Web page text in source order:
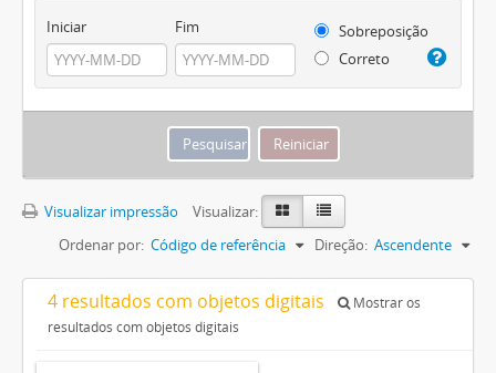
Iniciar Fim
Sobreposição
Correto
Visualizar impressão
Visualizar:
Ordenar por: Código de referência Direção: Ascendente
4 resultados com objetos digitais
Mostrar os
resultados com objetos digitais